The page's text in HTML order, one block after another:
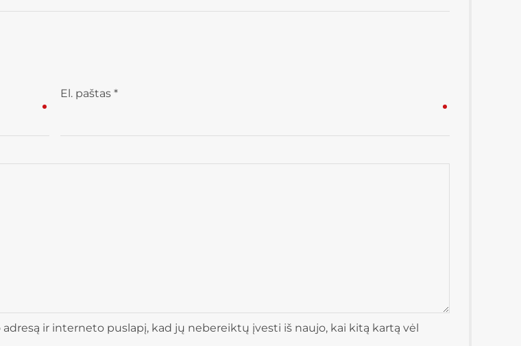
El. paštas *
ir interneto puslapį, kad jų nebereiktų įvesti iš naujo, kai kitą kartą vėl